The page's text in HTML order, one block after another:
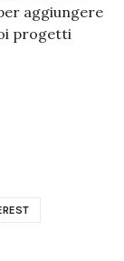
aggiungere
progetti